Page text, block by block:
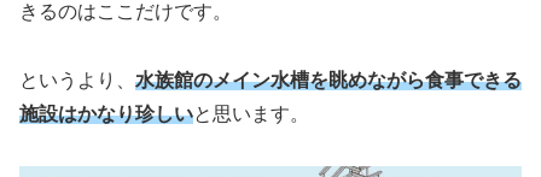
きるのはここだけです。
というより、 水族館のメイン水槽を眺めながら食事できる
施設はかなり珍しいと思います。